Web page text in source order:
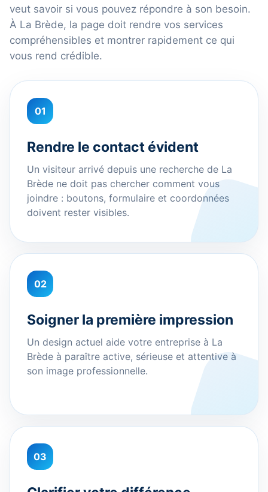
veut savoir si vous pouvez répondre à son besoin.
À La Brède, la page doit rendre vos services
compréhensibles et montrer rapidement ce qui
vous rend crédible.
01
Rendre le contact évident
Un visiteur arrivé depuis une recherche de La
Brède ne doit pas chercher comment vous
joindre : boutons, formulaire et coordonnées
doivent rester visibles.
02
Soigner la première impression
Un design actuel aide votre entreprise à La
Brède à paraître active, sérieuse et attentive à
son image professionnelle.
03